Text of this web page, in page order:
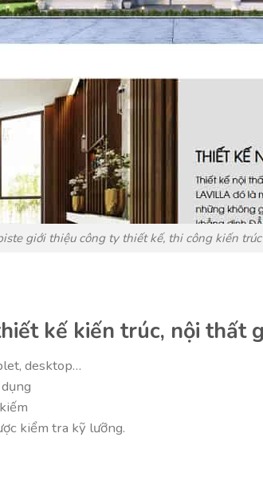
giới thiệu công ty thiết kế, thi công kiến
kế kiến trúc, nội thất
desktop…
kiểm tra kỹ lưỡng.